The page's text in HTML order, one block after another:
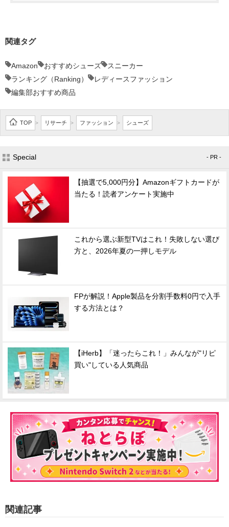
関連タグ
Amazon おすすめシューズ
スニーカー
ランキング（Ranking）
レディースファッション
編集部おすすめ商品
TOP > リサーチ > ファッション > シューズ
Special - PR -
【抽選で5,000円分】Amazonギフトカードが
当たる！読者アンケート実施中
これから選ぶ新型TVはこれ！失敗しない選び
方と、2026年夏の一押しモデル
FPが解説！Apple製品を分割手数料0円で入手
する方法とは？
【iHerb】「迷ったらこれ！」みんなが"リピ
買い"している人気商品
関連記事